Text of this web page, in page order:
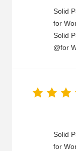
Solid
for
Solid
for
Solid
for